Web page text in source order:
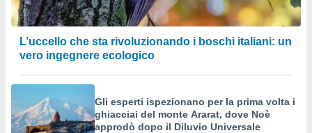
L’uccello che sta rivoluzionando i boschi italiani: un
vero ingegnere ecologico
Gli esperti ispezionano per la prima volta i
ghiacciai del monte Ararat, dove Noè
approdò dopo il Diluvio Universale